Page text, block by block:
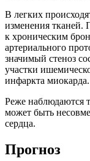
В легких
изменения тканей.
к хроническим
артериального
значимый стеноз
участки
инфаркта миокарда.
Реже наблюдаются
может быть
сердца.
Прогноз